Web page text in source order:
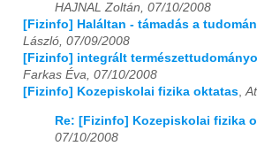
HAJNAL Zoltán, 07/10/2008
[Fizinfo] Haláltan - támadás a
László, 07/09/2008
[Fizinfo] integrált
Farkas Éva, 07/10/2008
[Fizinfo] Kozepiskolai fizika oktatas,
Re: [Fizinfo] Kozepiskolai fizika
07/10/2008